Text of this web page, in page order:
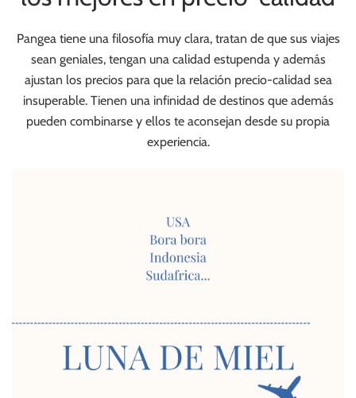
Pangea tiene una filosofía muy clara, tratan de que sus viajes
sean geniales, tengan una calidad estupenda y además
ajustan los precios para que la relación precio-calidad sea
insuperable. Tienen una infinidad de destinos que además
pueden combinarse y ellos te aconsejan desde su propia
experiencia.